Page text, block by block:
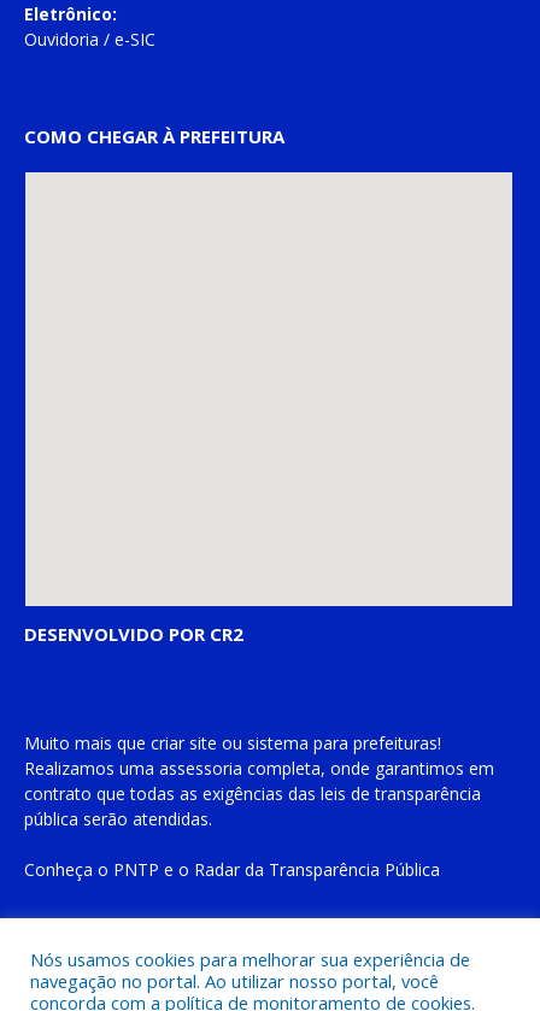
Eletrônico:
Ouvidoria / e-SIC
COMO CHEGAR À PREFEITURA
DESENVOLVIDO POR CR2
Muito mais que criar site ou sistema para prefeituras!
Realizamos uma assessoria completa, onde garantimos em
contrato que todas as exigências das leis de transparência
pública serão atendidas.
Conheça o PNTP e o Radar da Transparência Pública
Todos os direitos reservados a Prefeitura Municipal de Cachoeira
Nós usamos cookies para melhorar sua experiência de
navegação no portal. Ao utilizar nosso portal, você
concorda com a política de monitoramento de cookies.